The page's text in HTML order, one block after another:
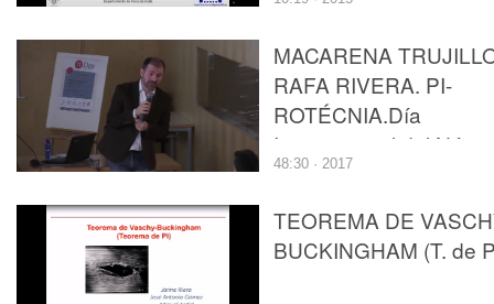
MACARENA
RAFA RIVERA. PI-
ROTÉCNIA.Día
Internacional del
Pi
48:30 · 2017
TEOREMA DE
BUCKINGHAM (T. de